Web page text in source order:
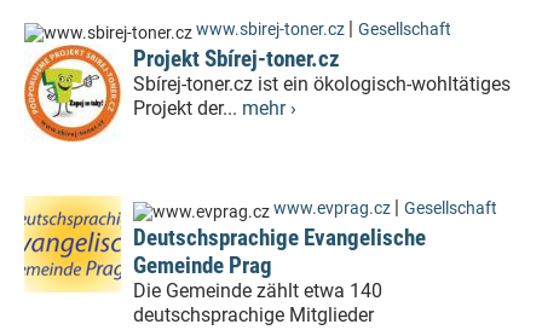
www.sbirej-toner.cz | Gesellschaft
Projekt Sbírej-toner.cz
Sbírej-toner.cz ist ein ökologisch-wohltätiges
Projekt der... mehr ›
www.evprag.cz | Gesellschaft
Deutschsprachige Evangelische
Gemeinde Prag
Die Gemeinde zählt etwa 140
deutschsprachige Mitglieder